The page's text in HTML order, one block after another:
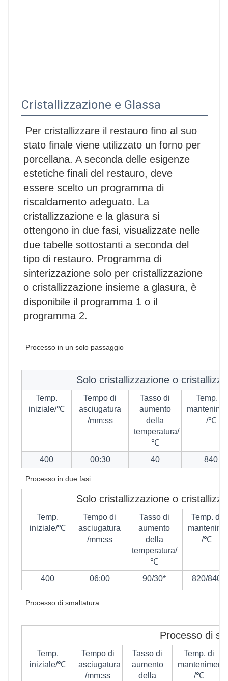
Cristallizzazione e Glassa
Per cristallizzare il restauro fino al suo
stato finale viene utilizzato un forno per
porcellana. A seconda delle esigenze
estetiche finali del restauro, deve
essere scelto un programma di
riscaldamento adeguato. La
cristallizzazione e la glasura si
ottengono in due fasi, visualizzate nelle
due tabelle sottostanti a seconda del
tipo di restauro. Programma di
sinterizzazione solo per cristallizzazione
o cristallizzazione insieme a glasura, è
disponibile il programma 1 o il
programma 2.
Processo in un solo passaggio
Solo cristallizzazione o
Temp.
iniziale/℃
Tempo di
asciugatura
/mm:ss
Tasso di
aumento
della
temperatura/
℃
Temp. di
/℃
400 00:30 40 840
Processo in due fasi
Solo cristallizzazione o
Temp.
iniziale/℃
Tempo di
asciugatura
/mm:ss
Tasso di
aumento
della
temperatura/
℃
Temp. di
/℃
400 06:00 90/30* 820/840
Processo di smaltatura
Processo di
Temp.
iniziale/℃
Tempo di
asciugatura
/mm:ss
Tasso di
aumento
della
Temp. di
/℃